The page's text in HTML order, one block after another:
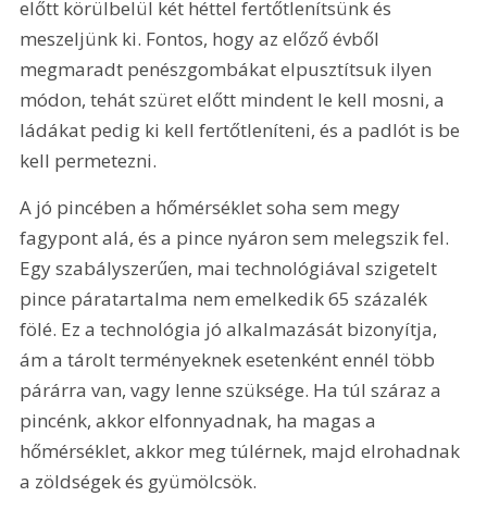
előtt körülbelül két héttel fertőtlenítsünk és
meszeljünk ki. Fontos, hogy az előző évből
megmaradt penészgombákat elpusztítsuk ilyen
módon, tehát szüret előtt mindent le kell mosni, a
ládákat pedig ki kell fertőtleníteni, és a padlót is be
kell permetezni.
A jó pincében a hőmérséklet soha sem megy
fagypont alá, és a pince nyáron sem melegszik fel.
Egy szabályszerűen, mai technológiával szigetelt
pince páratartalma nem emelkedik 65 százalék
fölé. Ez a technológia jó alkalmazását bizonyítja,
ám a tárolt terményeknek esetenként ennél több
párárra van, vagy lenne szüksége. Ha túl száraz a
pincénk, akkor elfonnyadnak, ha magas a
hőmérséklet, akkor meg túlérnek, majd elrohadnak
a zöldségek és gyümölcsök.